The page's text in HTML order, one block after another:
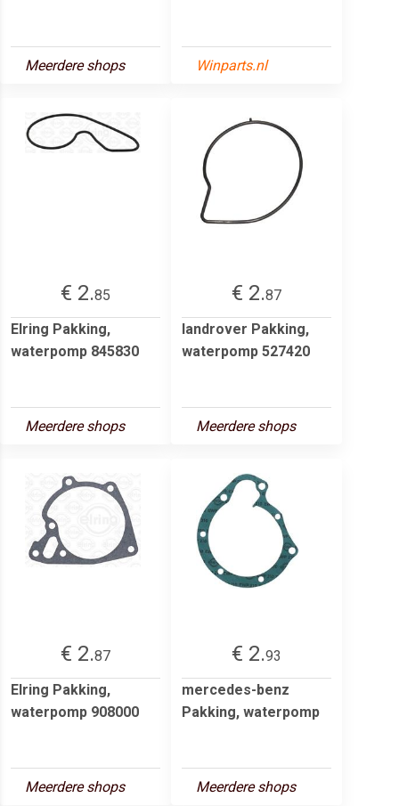
Meerdere shops Winparts.nl
€ 2.85
Elring Pakking,
waterpomp 845830
Meerdere shops
€ 2.87
landrover Pakking,
waterpomp 527420
Meerdere shops
€ 2.87
Elring Pakking,
waterpomp 908000
Meerdere shops
€ 2.93
mercedes-benz
Pakking, waterpomp
Meerdere shops